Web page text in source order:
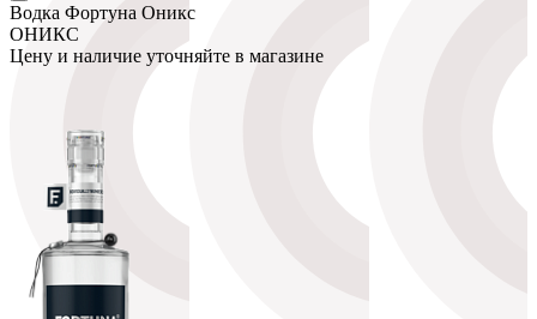
Водка Фортуна Оникс
ОНИКС
Цену и наличие уточняйте в магазине